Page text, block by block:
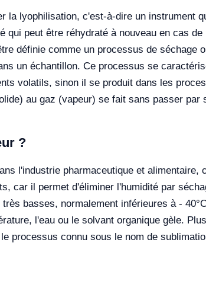
la lyophilisation, c'est-à-dire un instrument
peut être réhydraté à nouveau en cas
définie comme un processus de séchage
un échantillon. Ce processus se
volatils, sinon il se produit dans les
au gaz (vapeur) se fait sans passer par
?
l'industrie pharmaceutique et alimentaire,
car il permet d'éliminer l'humidité par
basses, normalement inférieures à -
l'eau ou le solvant organique gèle.
processus connu sous le nom de